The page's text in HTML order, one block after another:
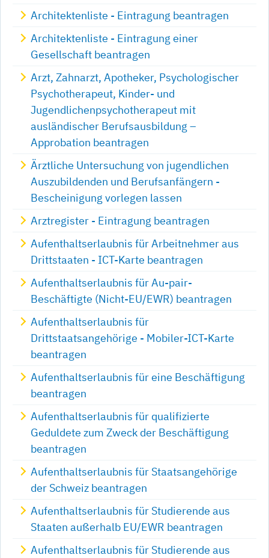
Architektenliste - Eintragung beantragen
Architektenliste - Eintragung einer
Gesellschaft beantragen
Arzt, Zahnarzt, Apotheker, Psychologischer
Psychotherapeut, Kinder- und
Jugendlichenpsychotherapeut mit
ausländischer Berufsausbildung –
Approbation beantragen
Ärztliche Untersuchung von jugendlichen
Auszubildenden und Berufsanfängern -
Bescheinigung vorlegen lassen
Arztregister - Eintragung beantragen
Aufenthaltserlaubnis für Arbeitnehmer aus
Drittstaaten - ICT-Karte beantragen
Aufenthaltserlaubnis für Au-pair-
Beschäftigte (Nicht-EU/EWR) beantragen
Aufenthaltserlaubnis für
Drittstaatsangehörige - Mobiler-ICT-Karte
beantragen
Aufenthaltserlaubnis für eine Beschäftigung
beantragen
Aufenthaltserlaubnis für qualifizierte
Geduldete zum Zweck der Beschäftigung
beantragen
Aufenthaltserlaubnis für Staatsangehörige
der Schweiz beantragen
Aufenthaltserlaubnis für Studierende aus
Staaten außerhalb EU/EWR beantragen
Aufenthaltserlaubnis für Studierende aus